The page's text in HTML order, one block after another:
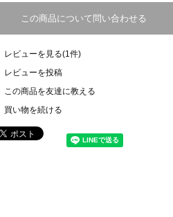
この商品について問い合わせる
レビューを見る(1件)
レビューを投稿
この商品を友達に教える
買い物を続ける